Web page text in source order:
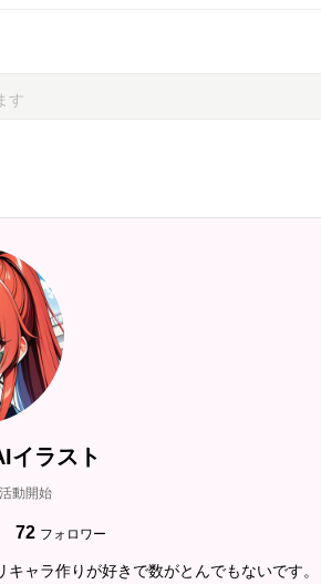
にする目的でしたか。それで二人だけ
い。可奈子一人で捕まえた。」
で龍族を！？」
外ですよ。この世界でもあの島の人
寝起きの龍では太刀打ちも出来ません
ない様に無力化するのは流石に骨が折
！！」
から今晩楽しみだね、デトちゃん♡ア
い」
んかに操を捧げるか！！」
イラスト
動開始
72 フォロワー
ャラ作りが好きで数がとんでもないです。